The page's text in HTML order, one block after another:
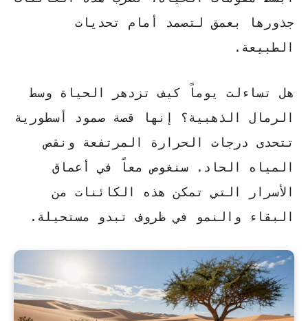
جذورها بعمق لتصمد أمام تحديات
الطبيعة.
هل تساءلت يوماً كيف تزدهر الحياة وسط
الرمال الذهبية؟ إنها قصة صمود أسطورية
تتحدى درجات الحرارة المرتفعة ونقص
المياه الحاد. سنغوص معاً في أعماق
الأسرار التي تمكن هذه الكائنات من
البقاء والنمو في ظروف تبدو مستحيلة.